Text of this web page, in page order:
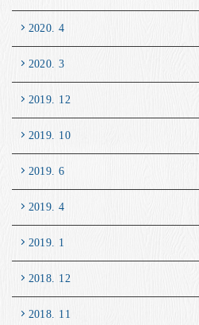
2020. 4
2020. 3
2019. 12
2019. 10
2019. 6
2019. 4
2019. 1
2018. 12
2018. 11